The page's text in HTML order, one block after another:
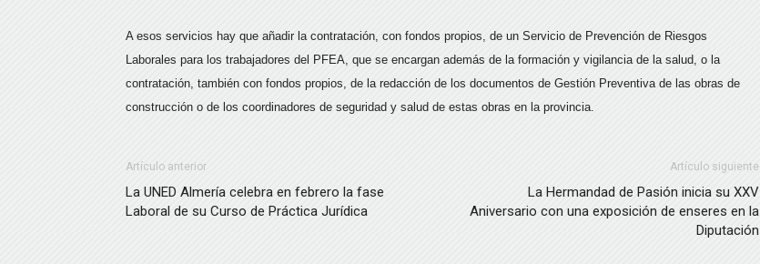
A esos servicios hay que añadir la contratación, con fondos propios, de un Servicio de Prevención de Riesgos
Laborales para los trabajadores del PFEA, que se encargan además de la formación y vigilancia de la salud, o la
contratación, también con fondos propios, de la redacción de los documentos de Gestión Preventiva de las obras de
construcción o de los coordinadores de seguridad y salud de estas obras en la provincia.
Artículo anterior
La UNED Almería celebra en febrero la fase
Laboral de su Curso de Práctica Jurídica
Artículo siguiente
La Hermandad de Pasión inicia su XXV
Aniversario con una exposición de enseres en la
Diputación